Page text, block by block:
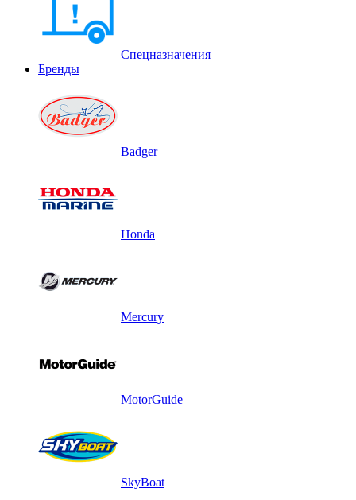
Спецназначения
Бренды
Badger
Honda
Mercury
MotorGuide
SkyBoat